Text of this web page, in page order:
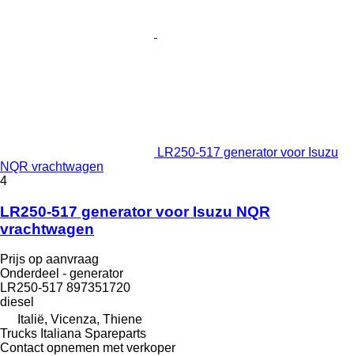
LR250-517 generator voor Isuzu
NQR vrachtwagen
4
LR250-517 generator voor Isuzu NQR
vrachtwagen
Prijs op aanvraag
Onderdeel - generator
LR250-517 897351720
diesel
Italië, Vicenza, Thiene
Trucks Italiana Spareparts
Contact opnemen met verkoper